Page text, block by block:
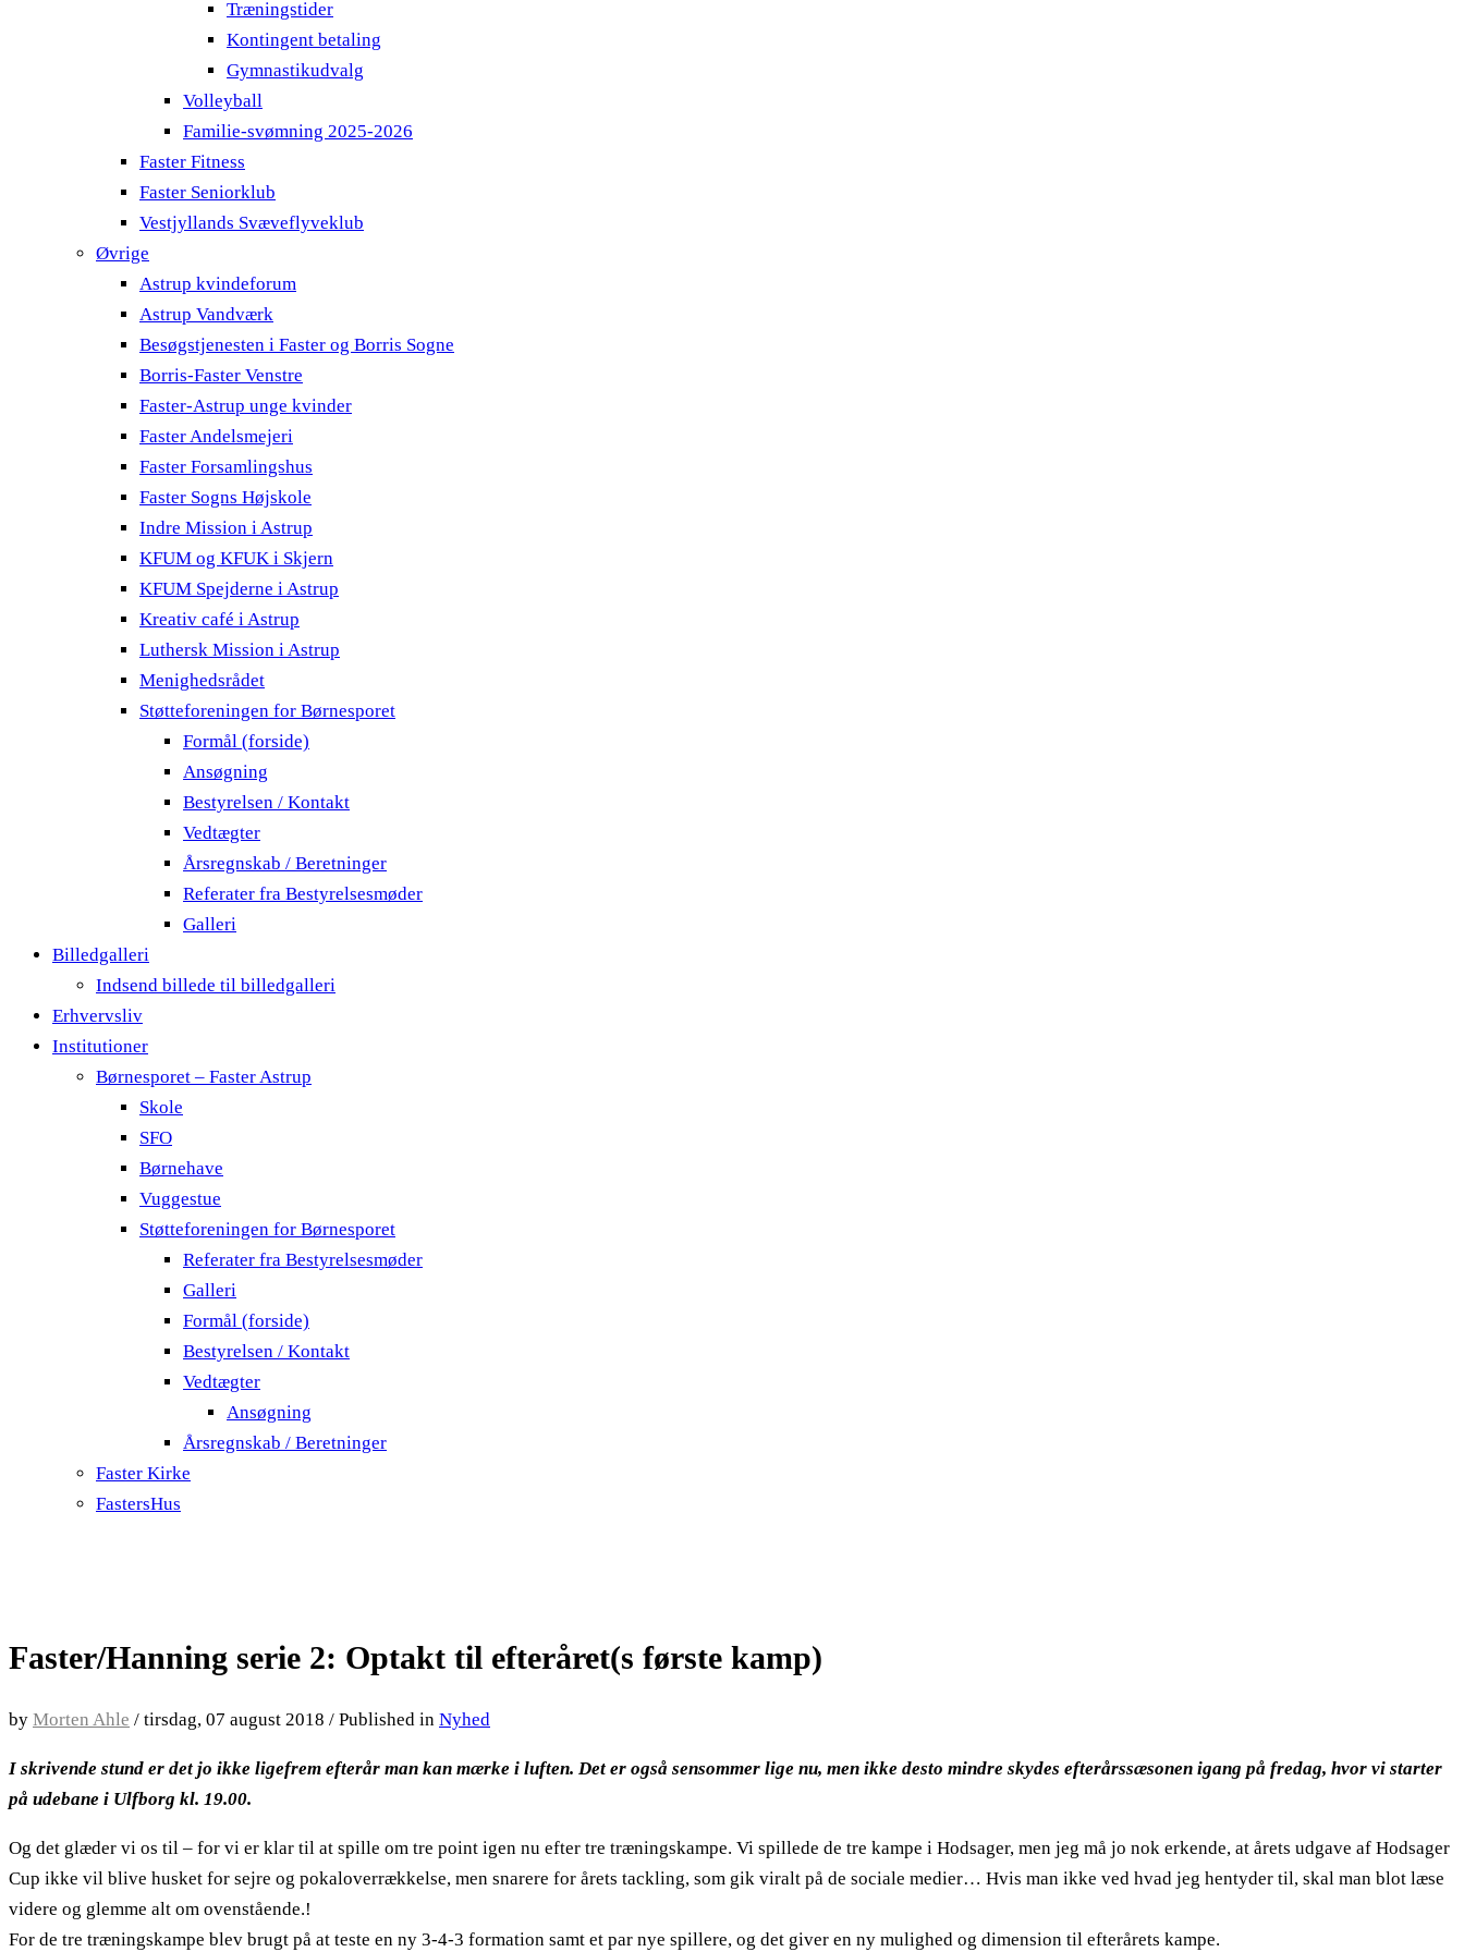
Træningstider
Kontingent betaling
Gymnastikudvalg
Volleyball
Familie-svømning 2025-2026
Faster Fitness
Faster Seniorklub
Vestjyllands Svæveflyveklub
Øvrige
Astrup kvindeforum
Astrup Vandværk
Besøgstjenesten i Faster og Borris Sogne
Borris-Faster Venstre
Faster-Astrup unge kvinder
Faster Andelsmejeri
Faster Forsamlingshus
Faster Sogns Højskole
Indre Mission i Astrup
KFUM og KFUK i Skjern
KFUM Spejderne i Astrup
Kreativ café i Astrup
Luthersk Mission i Astrup
Menighedsrådet
Støtteforeningen for Børnesporet
Formål (forside)
Ansøgning
Bestyrelsen / Kontakt
Vedtægter
Årsregnskab / Beretninger
Referater fra Bestyrelsesmøder
Galleri
Billedgalleri
Indsend billede til billedgalleri
Erhvervsliv
Institutioner
Børnesporet – Faster Astrup
Skole
SFO
Børnehave
Vuggestue
Støtteforeningen for Børnesporet
Referater fra Bestyrelsesmøder
Galleri
Formål (forside)
Bestyrelsen / Kontakt
Vedtægter
Ansøgning
Årsregnskab / Beretninger
Faster Kirke
FastersHus
Faster/Hanning serie 2: Optakt til efteråret(s første kamp)
by Morten Ahle / tirsdag, 07 august 2018 / Published in Nyhed
I skrivende stund er det jo ikke ligefrem efterår man kan mærke i luften. Det er også sensommer lige nu, men ikke desto mindre skydes efterårssæsonen igang på fredag, hvor vi starter
på udebane i Ulfborg kl. 19.00.
Og det glæder vi os til – for vi er klar til at spille om tre point igen nu efter tre træningskampe. Vi spillede de tre kampe i Hodsager, men jeg må jo nok erkende, at årets udgave af Hodsager
Cup ikke vil blive husket for sejre og pokaloverrækkelse, men snarere for årets tackling, som gik viralt på de sociale medier… Hvis man ikke ved hvad jeg hentyder til, skal man blot læse
videre og glemme alt om ovenstående.!
For de tre træningskampe blev brugt på at teste en ny 3-4-3 formation samt et par nye spillere, og det giver en ny mulighed og dimension til efterårets kampe.